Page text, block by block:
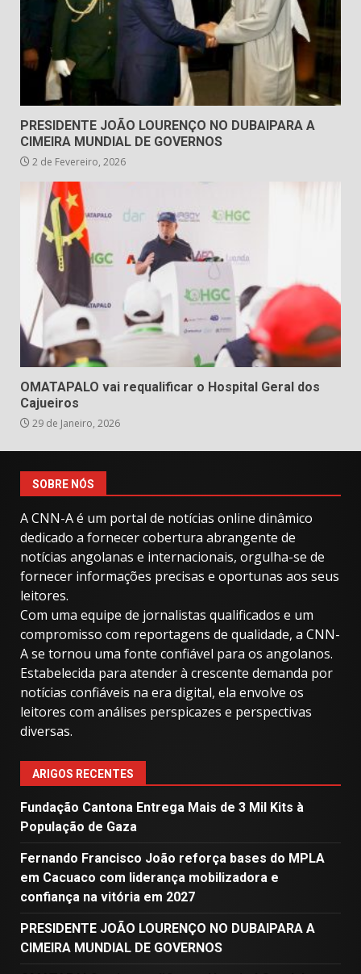
PRESIDENTE JOÃO LOURENÇO NO DUBAIPARA A
CIMEIRA MUNDIAL DE GOVERNOS
2 de Fevereiro, 2026
OMATAPALO vai requalificar o Hospital Geral dos
Cajueiros
29 de Janeiro, 2026
SOBRE NÓS
A CNN-A é um portal de notícias online dinâmico
dedicado a fornecer cobertura abrangente de
notícias angolanas e internacionais, orgulha-se de
fornecer informações precisas e oportunas aos seus
leitores.
Com uma equipe de jornalistas qualificados e um
compromisso com reportagens de qualidade, a CNN-
A se tornou uma fonte confiável para os angolanos.
Estabelecida para atender à crescente demanda por
notícias confiáveis ​​na era digital, ela envolve os
leitores com análises perspicazes e perspectivas
diversas.
ARIGOS RECENTES
Fundação Cantona Entrega Mais de 3 Mil Kits à
População de Gaza
Fernando Francisco João reforça bases do MPLA
em Cacuaco com liderança mobilizadora e
confiança na vitória em 2027
PRESIDENTE JOÃO LOURENÇO NO DUBAIPARA A
CIMEIRA MUNDIAL DE GOVERNOS